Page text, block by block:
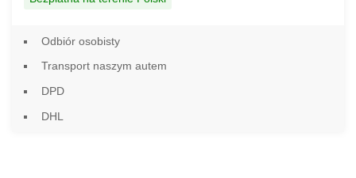
Odbiór osobisty
Transport naszym autem
DPD
DHL